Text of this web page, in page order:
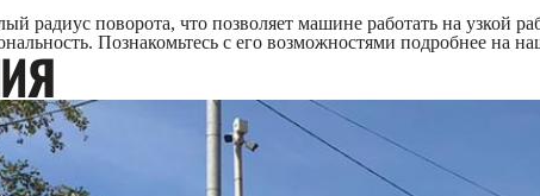
радиус поворота, что позволяет машине работать на
Познакомьтесь с его возможностями подробнее на